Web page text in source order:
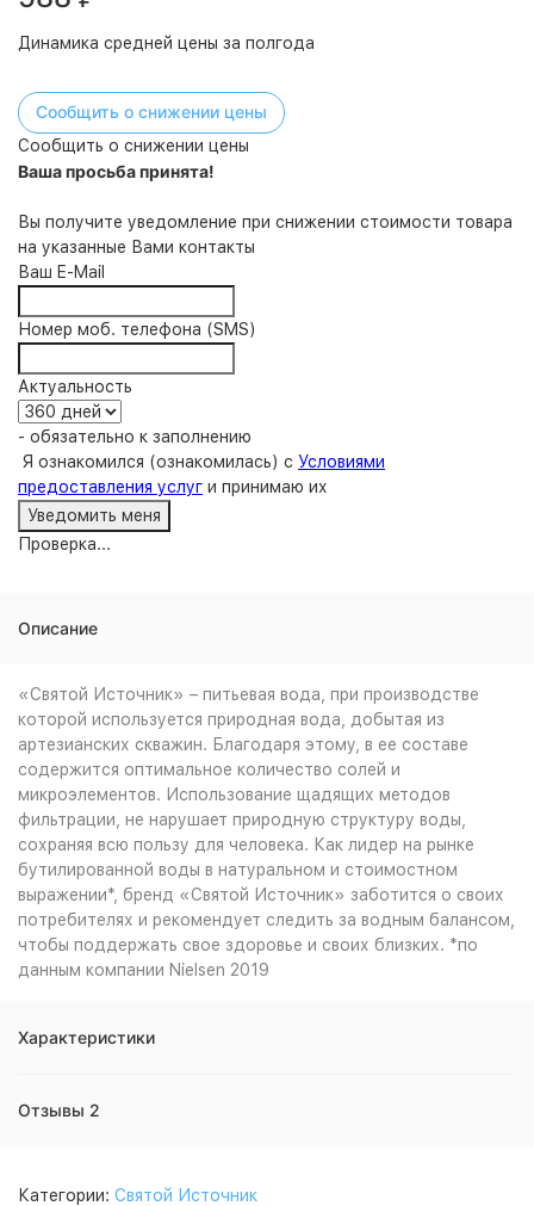
Динамика средней цены за полгода
Сообщить о снижении цены
Сообщить о снижении цены
Ваша просьба принята!
Вы получите уведомление при снижении стоимости товара
на указанные Вами контакты
Ваш E-Mail
Номер моб. телефона (SMS)
Актуальность
- обязательно к заполнению
Я ознакомился (ознакомилась) с Условиями
предоставления услуг и принимаю их
Проверка...
Описание
«Святой Источник» – питьевая вода, при производстве
которой используется природная вода, добытая из
артезианских скважин. Благодаря этому, в ее составе
содержится оптимальное количество солей и
микроэлементов. Использование щадящих методов
фильтрации, не нарушает природную структуру воды,
сохраняя всю пользу для человека. Как лидер на рынке
бутилированной воды в натуральном и стоимостном
выражении*, бренд «Святой Источник» заботится о своих
потребителях и рекомендует следить за водным балансом,
чтобы поддержать свое здоровье и своих близких. *по
данным компании Nielsen 2019
Характеристики
Отзывы 2
Категории: Святой Источник